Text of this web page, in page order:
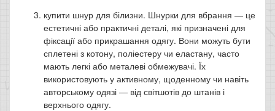
купити шнур для білизни. Шнурки для вбрання — це
естетичні або практичні деталі, які призначені для
фіксації або прикрашання одягу. Вони можуть бути
сплетені з котону, поліестеру чи еластану, часто
мають легкі або металеві обмежувачі. Їх
використовують у активному, щоденному чи навіть
авторському одязі — від світшотів до штанів і
верхнього одягу.